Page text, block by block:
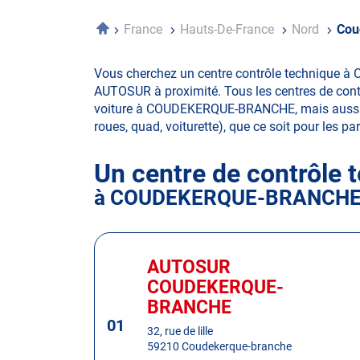
AccueilFrance Hauts-De-France Nord
Vous cherchez un centre contrôle technique à
AUTOSUR à proximité. Tous les centres de
voiture à COUDEKERQUE-BRANCHE, mais
roues, quad, voiturette), que ce soit pour les
Un centre de contrôle
à COUDEKERQUE-BRANCHE
Appuyer
pour01
Centre
:
AUTOSUR
COUDEKERQUE-
BRANCHE
32, rue de lille
59210 Coudekerque-branche